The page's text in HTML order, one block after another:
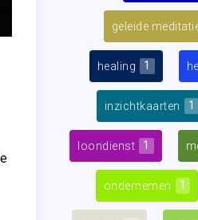
geleide
healing 1
inzichtkaarten 1
loondienst 1
ondernemen 1